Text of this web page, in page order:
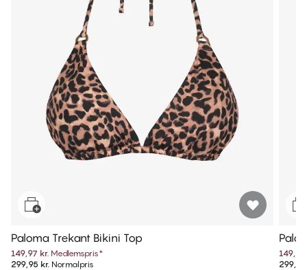
Paloma Trekant Bikini Top
149,97 kr. Medlemspris*
299,95 kr. Normalpris
149,97